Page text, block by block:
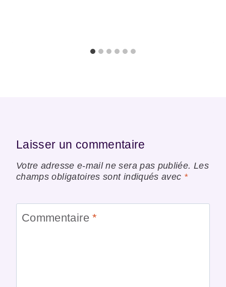
Laisser un commentaire
Votre adresse e-mail ne sera pas publiée. Les
champs obligatoires sont indiqués avec *
Commentaire*